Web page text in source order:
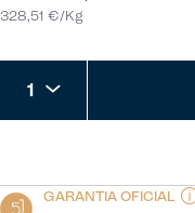
328,51 €/Kg
1
GARANTIA OFICIAL